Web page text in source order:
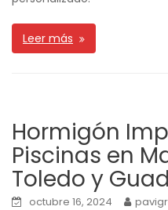
Leer más
Hormigón
Piscinas en
Toledo y
octubre 16, 2024